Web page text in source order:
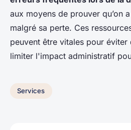
aux moyens de prouver qu’on
malgré sa perte. Ces
peuvent être vitales pour éviter
limiter l'impact administratif
Services